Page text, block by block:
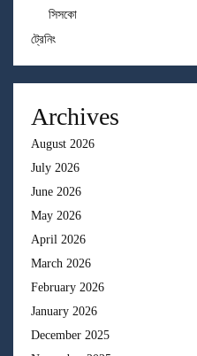
সিসকো
ট্রেনিং
Archives
August 2026
July 2026
June 2026
May 2026
April 2026
March 2026
February 2026
January 2026
December 2025